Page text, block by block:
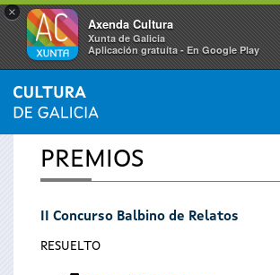
×
Axenda Cultura
Xunta de Galicia
Aplicación gratuíta - En Google Play
Se
encuentra
usted
INICIO
PREMIOS
II Concurso Balbino de Relatos
RESUELTO